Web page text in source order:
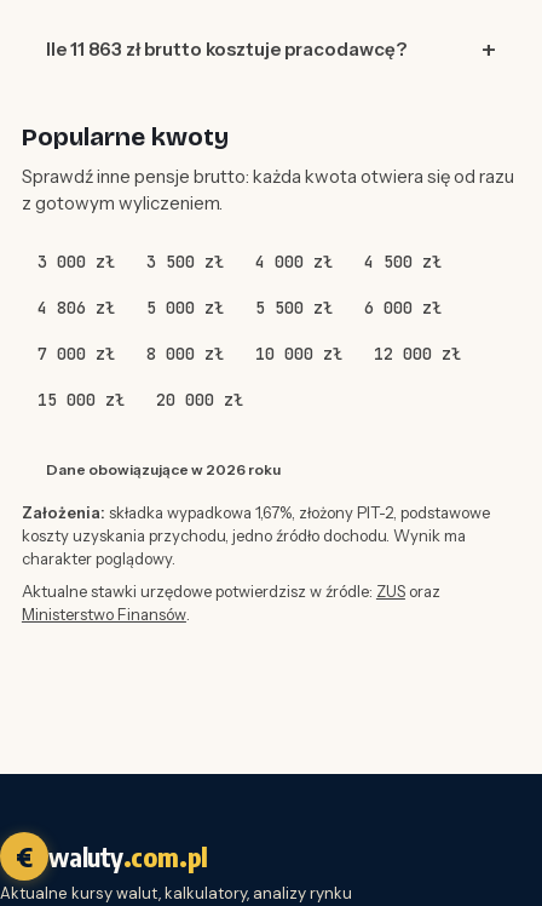
Ile 11 863 zł brutto kosztuje pracodawcę?
Popularne kwoty
Sprawdź inne pensje brutto: każda kwota otwiera się od razu
z gotowym wyliczeniem.
3 000 zł 3 500 zł 4 000 zł 4 500 zł
4 806 zł 5 000 zł 5 500 zł 6 000 zł
7 000 zł 8 000 zł 10 000 zł 12 000 zł
15 000 zł 20 000 zł
Dane obowiązujące w 2026 roku
Założenia: składka wypadkowa 1,67%, złożony PIT-2, podstawowe
koszty uzyskania przychodu, jedno źródło dochodu. Wynik ma
charakter poglądowy.
Aktualne stawki urzędowe potwierdzisz w źródle: ZUSoraz
Ministerstwo Finansów.
€ waluty.com.pl
Aktualne kursy walut, kalkulatory, analizy rynku